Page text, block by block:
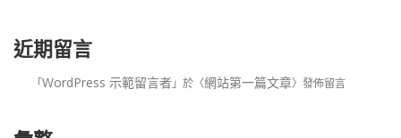
近期留言
「WordPress 示範留言者」於〈網站第一篇文章〉發佈留言